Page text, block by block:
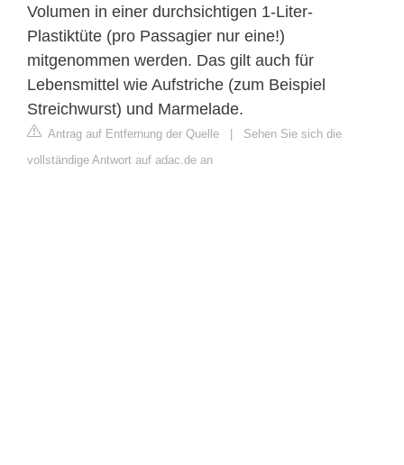
Volumen in einer durchsichtigen 1-Liter-
Plastiktüte (pro Passagier nur eine!)
mitgenommen werden. Das gilt auch für
Lebensmittel wie Aufstriche (zum Beispiel
Streichwurst) und Marmelade.
Antrag auf Entfernung der Quelle | Sehen Sie sich die
vollständige Antwort auf adac.de an